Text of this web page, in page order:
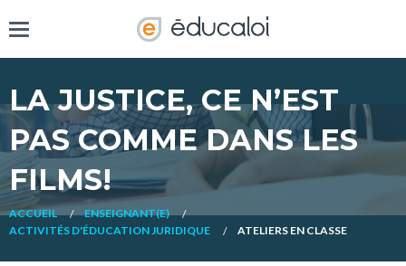
LA JUSTICE, CE N’EST
PAS COMME DANS LES
FILMS!
ACCUEIL
ENSEIGNANT(E)
ACTIVITÉS D'ÉDUCATION JURIDIQUE
ATELIERS EN CLASSE